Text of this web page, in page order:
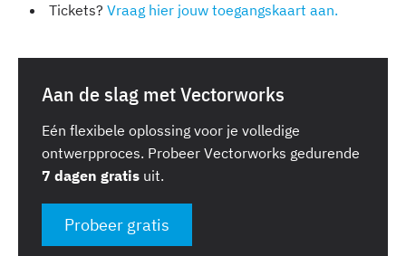
Tickets? Vraag hier jouw toegangskaart aan.
Aan de slag met Vectorworks
Eén flexibele oplossing voor je volledige
ontwerpproces. Probeer Vectorworks gedurende
7 dagen gratis uit.
Probeer gratis